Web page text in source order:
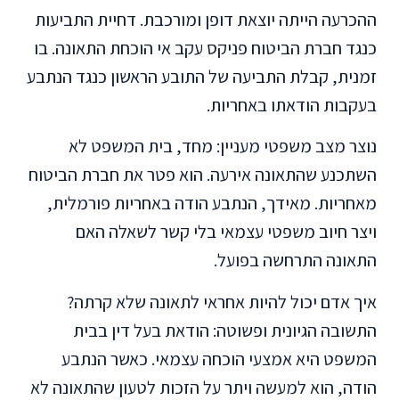
ההכרעה הייתה יוצאת דופן ומורכבת. דחיית התביעות
כנגד חברת הביטוח פניקס עקב אי הוכחת התאונה. בו
זמנית, קבלת התביעה של התובע הראשון כנגד הנתבע
בעקבות הודאתו באחריות.
נוצר מצב משפטי מעניין: מחד, בית המשפט לא
השתכנע שהתאונה אירעה. הוא פטר את חברת הביטוח
מאחריות. מאידך, הנתבע הודה באחריות פורמלית,
ויצר חיוב משפטי עצמאי בלי קשר לשאלה האם
התאונה התרחשה בפועל.
איך אדם יכול להיות אחראי לתאונה שלא קרתה?
התשובה הגיונית ופשוטה: הודאת בעל דין בבית
המשפט היא אמצעי הוכחה עצמאי. כאשר הנתבע
הודה, הוא למעשה ויתר על הזכות לטעון שהתאונה לא